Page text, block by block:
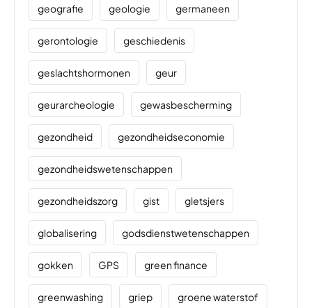
geografie geologie germaneen
gerontologie geschiedenis
geslachtshormonen geur
geurarcheologie gewasbescherming
gezondheid gezondheidseconomie
gezondheidswetenschappen
gezondheidszorg gist gletsjers
globalisering godsdienstwetenschappen
gokken GPS green finance
greenwashing griep groene waterstof